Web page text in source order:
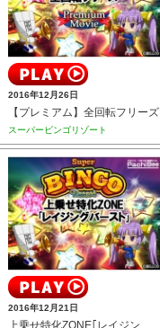
2016年12月26日
【プレミアム】全回転フリーズ
スーパービンゴリゾート
2016年12月21日